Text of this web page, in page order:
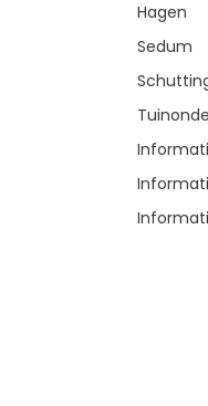
Hagen
Sedum